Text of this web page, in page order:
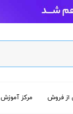
فروش مرکز آموزش